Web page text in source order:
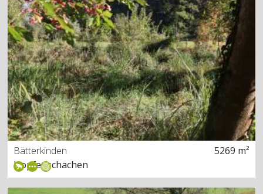
Bätterkinden
5269 m²
Hopfenschachen